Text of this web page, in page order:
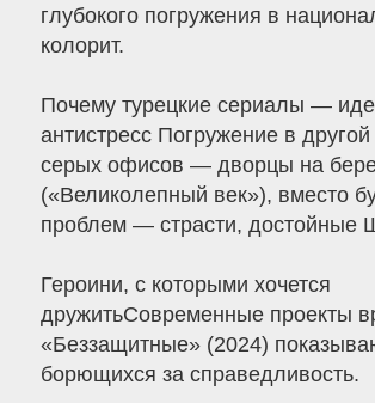
глубокого погружения в
колорит.
Почему турецкие сериалы —
антистресс Погружение в
серых офисов — дворцы на
(«Великолепный век»), вместо
проблем — страсти, достойные
Героини, с которыми хочется
дружитьСовременные проекты
«Беззащитные» (2024)
борющихся за справедливость.